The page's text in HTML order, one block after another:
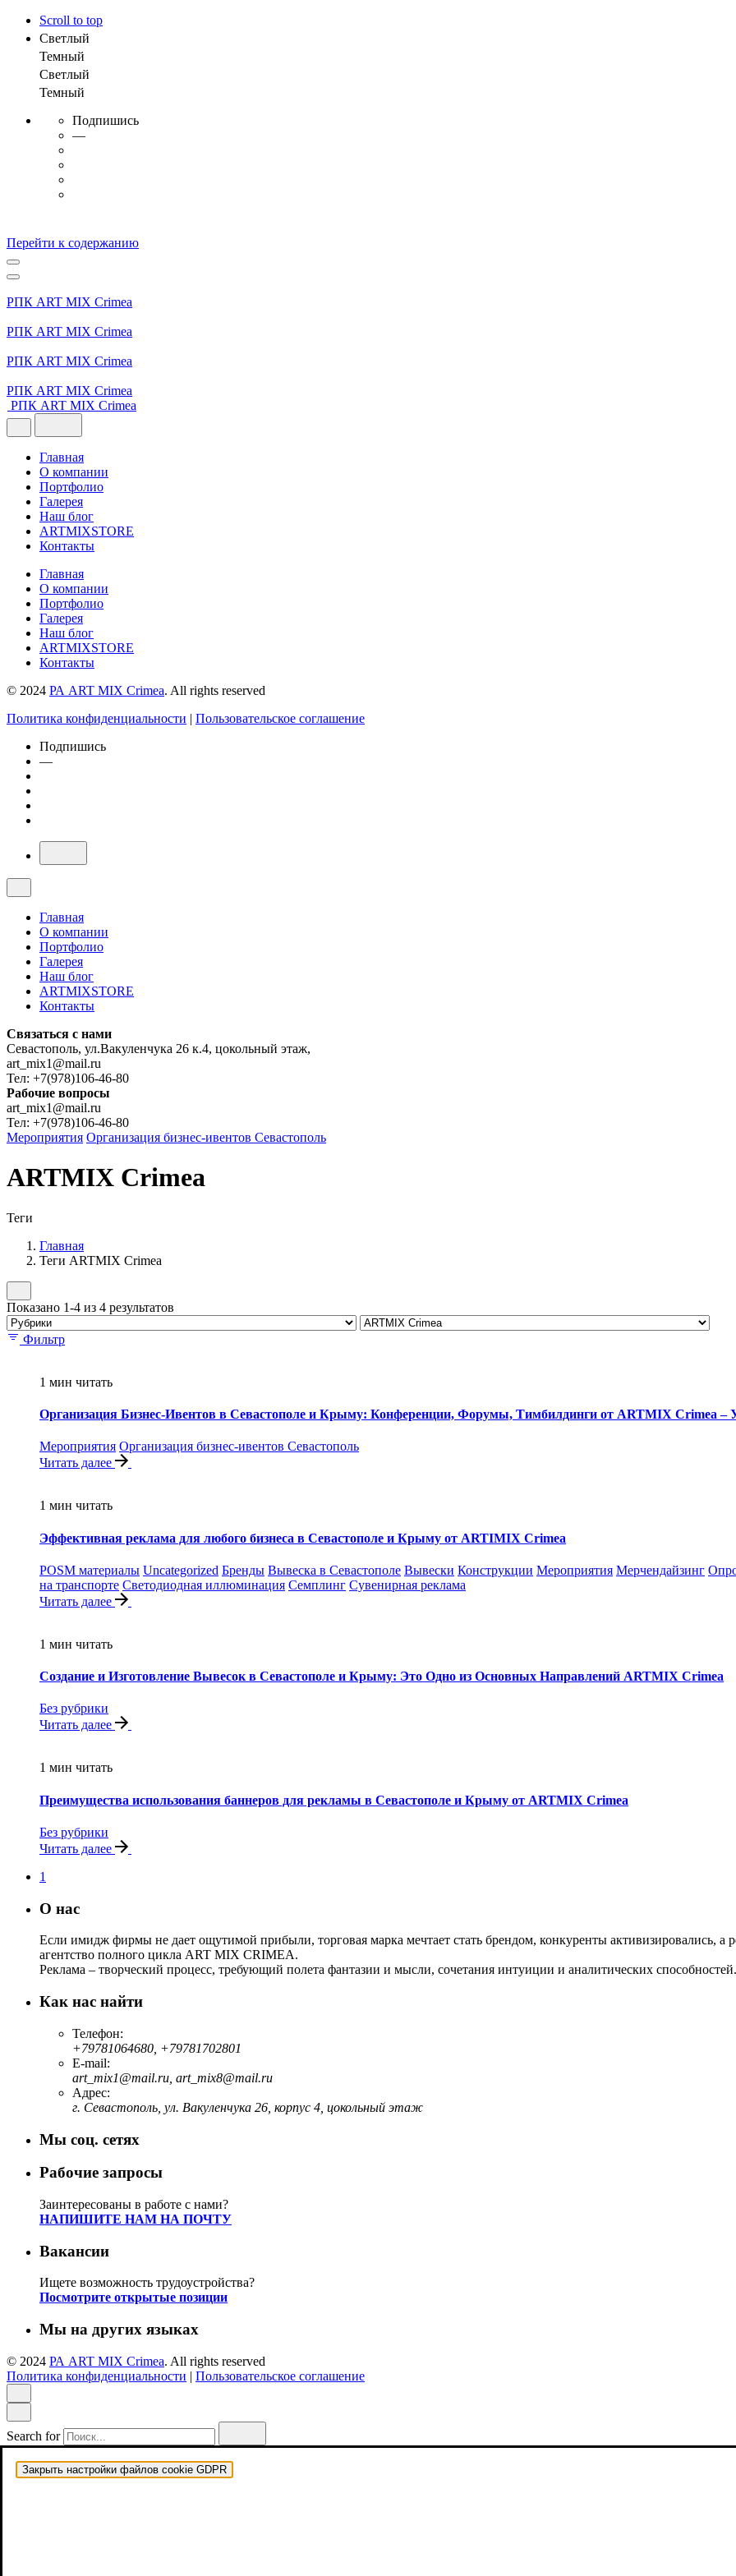
Scroll to top
Светлый
Темный
Светлый
Темный
Подпишись
—
Перейти к содержанию
РПК ART MIX Crimea
РПК ART MIX Crimea
РПК ART MIX Crimea
РПК ART MIX Crimea
РПК ART MIX Crimea
Главная
О компании
Портфолио
Галерея
Наш блог
ARTMIXSTORE
Контакты
Главная
О компании
Портфолио
Галерея
Наш блог
ARTMIXSTORE
Контакты
© 2024 РА ART MIX Crimea. All rights reserved
Политика конфиденциальности | Пользовательское соглашение
Подпишись
—
Главная
О компании
Портфолио
Галерея
Наш блог
ARTMIXSTORE
Контакты
Связаться с нами
Севастополь, ул.Вакуленчука 26 к.4, цокольный этаж,
art_mix1@mail.ru
Тел: +7(978)106-46-80
Рабочие вопросы
art_mix1@mail.ru
Тел: +7(978)106-46-80
Мероприятия Организация бизнес-ивентов Севастополь
ARTMIX Crimea
Теги
Главная
Теги ARTMIX Crimea
Показано 1-4 из 4 результатов
Фильтр
1 мин читать
Организация Бизнес-Ивентов в Севастополе и Крыму: Конференции, Форумы, Тимбилдинги от ARTMIX Crimea –
Мероприятия Организация бизнес-ивентов Севастополь
Читать далее
1 мин читать
Эффективная реклама для любого бизнеса в Севастополе и Крыму от ARTIMIX Crimea
POSM материалы Uncategorized Бренды Вывеска в Севастополе Вывески Конструкции Мероприятия Мерчендайзинг
на транспорте Светодиодная иллюминация Семплинг Сувенирная реклама
Читать далее
1 мин читать
Создание и Изготовление Вывесок в Севастополе и Крыму: Это Одно из Основных Направлений ARTMIX Crimea
Без рубрики
Читать далее
1 мин читать
Преимущества использования баннеров для рекламы в Севастополе и Крыму от ARTMIX Crimea
Без рубрики
Читать далее
1
О нас
Если имидж фирмы не дает ощутимой прибыли, торговая марка мечтает стать брендом, конкуренты активизировались,
агентство полного цикла ART MIX CRIMEA.
Реклама – творческий процесс, требующий полета фантазии и мысли, сочетания интуиции и аналитических способностей.
Как нас найти
Телефон:
+79781064680, +79781702801
E-mail:
art_mix1@mail.ru, art_mix8@mail.ru
Адрес:
г. Севастополь, ул. Вакуленчука 26, корпус 4, цокольный этаж
Мы соц. сетях
Рабочие запросы
Заинтересованы в работе с нами?
НАПИШИТЕ НАМ НА ПОЧТУ
Вакансии
Ищете возможность трудоустройства?
Посмотрите открытые позиции
Мы на других языках
© 2024 РА ART MIX Crimea. All rights reserved
Политика конфиденциальности | Пользовательское соглашение
Search for
Закрыть настройки файлов cookie GDPR